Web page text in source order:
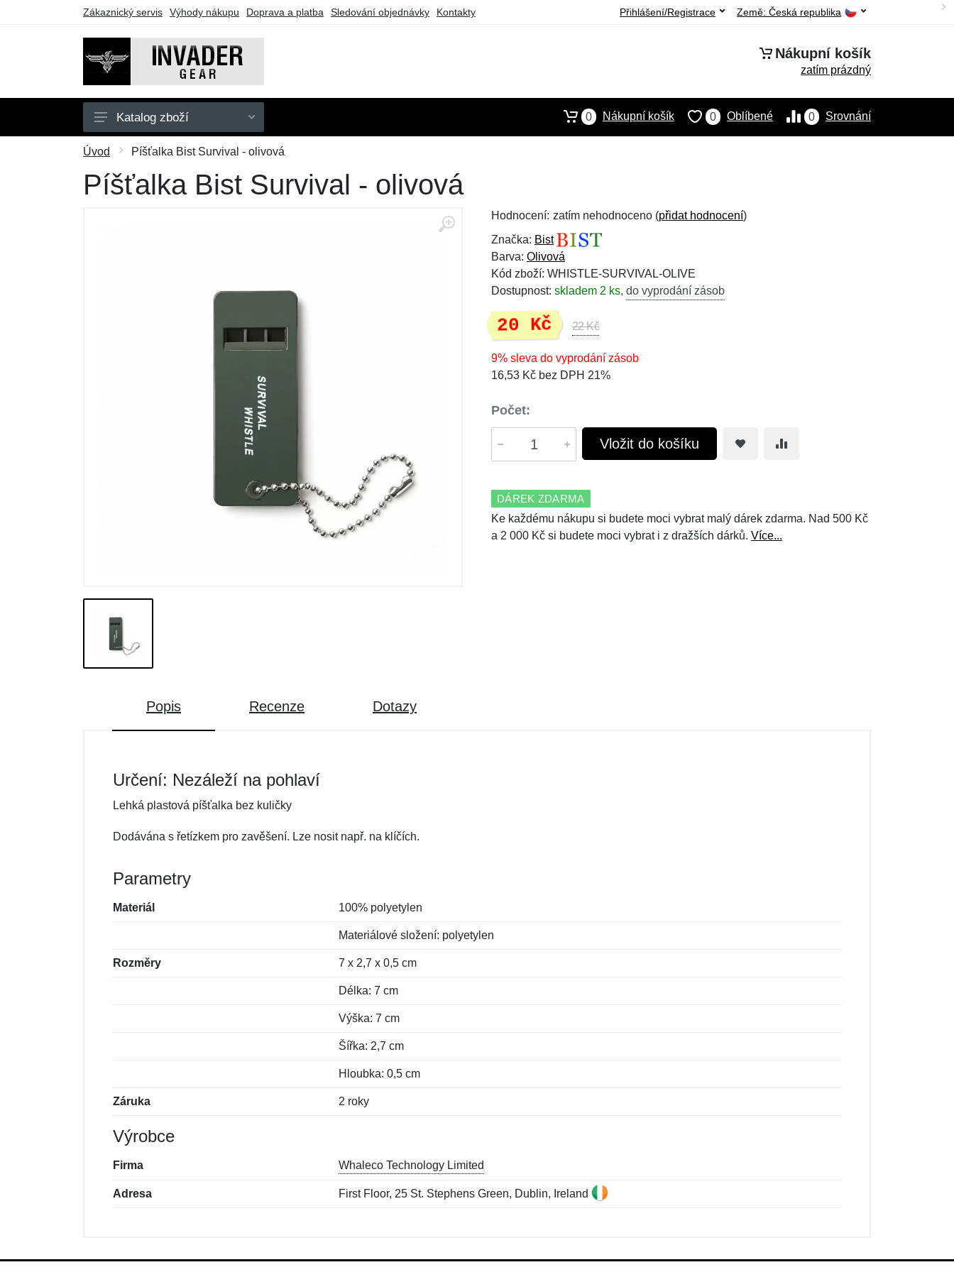
Zákaznický servis Výhody nákupu Doprava a platba Sledování objednávky Kontakty Země: Česká republika
Přihlášení/Registrace
Nákupní košík
zatím prázdný
Pánské
Doplňky
Katalog zboží 0 Srovnání
0 Oblíbené
0 Nákupní košík
Úvod Píšťalka Bist Survival - olivová
Píšťalka Bist Survival - olivová
Hodnocení: zatím nehodnoceno (přidat hodnocení)
Značka: Bist
Barva: Olivová
Kód zboží: WHISTLE-SURVIVAL-OLIVE
Dostupnost: skladem 2 ks, do vyprodání zásob
20 Kč 22 Kč
9% sleva do vyprodání zásob
16,53 Kč bez DPH 21%
Počet:
Vložit do košíku
DÁREK ZDARMA
Ke každému nákupu si budete moci vybrat malý dárek zdarma. Nad 500 Kč
a 2 000 Kč si budete moci vybrat i z dražších dárků. Více...
Popis Recenze Dotazy
Určení: Nezáleží na pohlaví
Lehká plastová píšťalka bez kuličky
Dodávána s řetízkem pro zavěšení. Lze nosit např. na klíčích.
Parametry
Materiál 100% polyetylen
Materiálové složení: polyetylen
Rozměry 7 x 2,7 x 0,5 cm
Délka: 7 cm
Výška: 7 cm
Šířka: 2,7 cm
Hloubka: 0,5 cm
Záruka 2 roky
Výrobce
Firma Whaleco Technology Limited
Adresa First Floor, 25 St. Stephens Green, Dublin, Ireland